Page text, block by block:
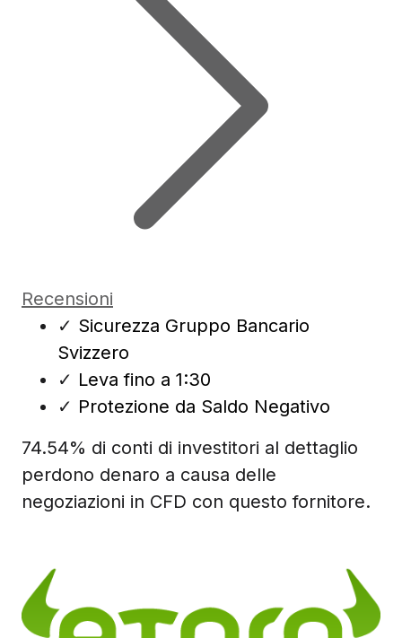
Recensioni
✓ Sicurezza Gruppo Bancario
Svizzero
✓ Leva fino a 1:30
✓ Protezione da Saldo Negativo
74.54% di conti di investitori al dettaglio
perdono denaro a causa delle
negoziazioni in CFD con questo fornitore.